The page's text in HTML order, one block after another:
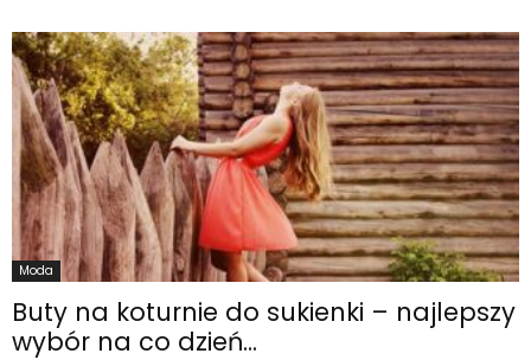
Moda
Buty na koturnie do sukienki – najlepszy
wybór na co dzień...